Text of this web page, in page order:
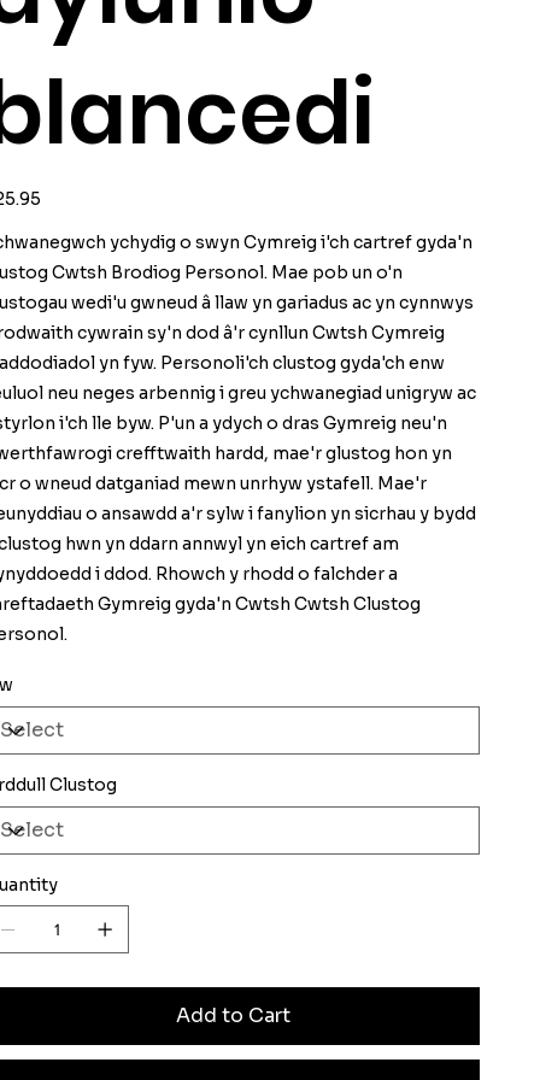
ychydig o swyn Cymreig i'ch cartref gyda'n
Cwtsh Brodiog Personol. Mae pob un o'n
wedi'u gwneud â llaw yn gariadus ac yn cynnwys
cywrain sy'n dod â'r cynllun Cwtsh Cymreig
yn fyw. Personoli'ch clustog gyda'ch enw
neu neges arbennig i greu ychwanegiad unigryw ac
i'ch lle byw. P'un a ydych o dras Gymreig neu'n
crefftwaith hardd, mae'r glustog hon yn
o wneud datganiad mewn unrhyw ystafell. Mae'r
o ansawdd a'r sylw i fanylion yn sicrhau y bydd
hwn yn ddarn annwyl yn eich cartref am
i ddod. Rhowch y rhodd o falchder a
Gymreig gyda'n Cwtsh Cwtsh Clustog
Clustog
Add to Cart